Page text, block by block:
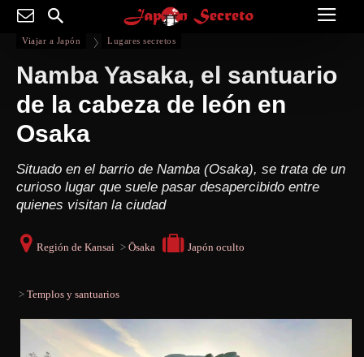
Viajar a Japón Lugares secretos
Namba Yasaka, el santuario
de la cabeza de león en
Osaka
Situado en el barrio de Namba (Osaka), se trata de un
curioso lugar que suele pasar desapercibido entre
quienes visitan la ciudad
Región de Kansai > Ōsaka Japón oculto
> Templos y santuarios